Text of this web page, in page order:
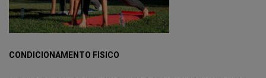
CONDICIONAMENTO FÍSICO